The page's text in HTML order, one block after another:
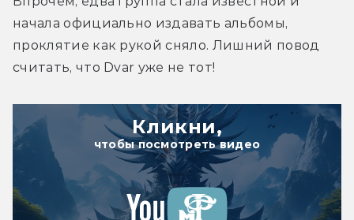
начала официально издавать альбомы,
проклятие как рукой сняло. Лишний повод
считать, что Dvar уже не тот!
Кликни,
чтобы посмотреть видео